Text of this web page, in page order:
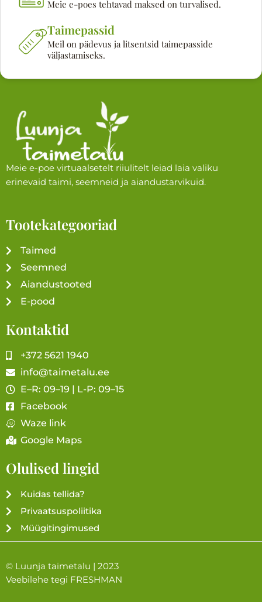
Meie e-poes tehtavad maksed on turvalised.
Taimepassid
Meil on pädevus ja litsentsid taimepasside
väljastamiseks.
Meie e-poe virtuaalsetelt riiulitelt leiad laia valiku
erinevaid taimi, seemneid ja aiandustarvikuid.
Tootekategooriad
Taimed
Seemned
Aiandustooted
E-pood
Kontaktid
+372 5621 1940
info@taimetalu.ee
E–R: 09–19 | L-P: 09–15
Facebook
Waze link
Google Maps
Olulised lingid
Kuidas tellida?
Privaatsuspoliitika
Müügitingimused
© Luunja taimetalu | 2023
Veebilehe tegi FRESHMAN